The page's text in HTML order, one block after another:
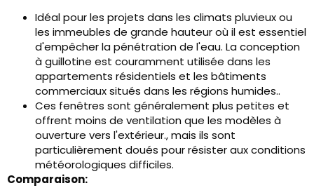
Idéal pour les projets dans les climats pluvieux ou
les immeubles de grande hauteur où il est essentiel
d'empêcher la pénétration de l'eau. La conception
à guillotine est couramment utilisée dans les
appartements résidentiels et les bâtiments
commerciaux situés dans les régions humides..
Ces fenêtres sont généralement plus petites et
offrent moins de ventilation que les modèles à
ouverture vers l'extérieur., mais ils sont
particulièrement doués pour résister aux conditions
météorologiques difficiles.
Comparaison: